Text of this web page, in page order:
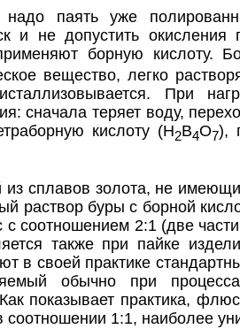
надо паять уже
и не допустить
борную кислоту.
вещество, легко
При
сначала теряет воду,
кислоту (Н2В4О7),
из сплавов золота, не
раствор буры с борной
соотношением 2:1 (две
также при пайке
в своей практике
обычно при
показывает практика,
соотношении 1:1, наиболее